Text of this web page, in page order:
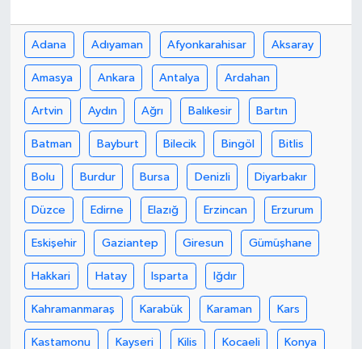
Adana Adıyaman Afyonkarahisar Aksaray
Amasya Ankara Antalya Ardahan
Artvin Aydın Ağrı Balıkesir Bartın
Batman Bayburt Bilecik Bingöl Bitlis
Bolu Burdur Bursa Denizli Diyarbakır
Düzce Edirne Elazığ Erzincan Erzurum
Eskişehir Gaziantep Giresun Gümüşhane
Hakkari Hatay Isparta Iğdır
Kahramanmaraş Karabük Karaman Kars
Kastamonu Kayseri Kilis Kocaeli Konya